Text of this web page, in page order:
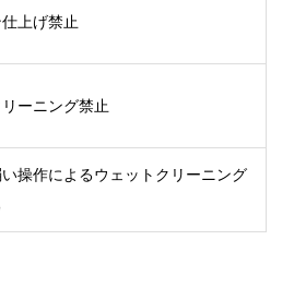
上げ禁止
リーニング禁止
操作によるウェットクリーニング